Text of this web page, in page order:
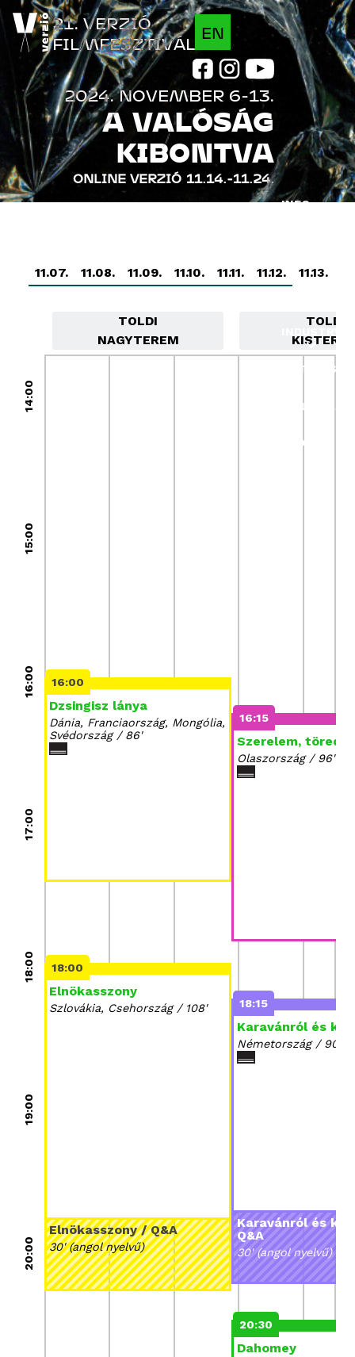
Jump to navigation
INFO
PROGRAM
OKTATÁS
BLOG
ONLINE VERZIÓ 11.14.-11.24.
A VALÓSÁG
KIBONTVA
EN
21. VERZIÓ
FILMFESZTIVÁL
2024. NOVEMBER 6-13.
11.07. 11.08. 11.09. 11.10. 11.11. 11.12. 11.13.
TOLDI
NAGYTEREM
TOLDI
14:00
15:00
16:00
17:00
18:00
19:00
20:00
16:00
Dzsingisz lánya
Dánia, Franciaország, Mongólia,
Svédország / 86'
16:15
Szerelem,
Olaszország / 96'
20:30
Dahomey
18:15
Karavánról és
Németország / 90'
18:00
Elnökasszony
Szlovákia, Csehország / 108'
Elnökasszony / Q&A
30' (angol nyelvű)
Karavánról és
Q&A
30' (angol nyelvű)